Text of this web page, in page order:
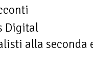
Digital
alla seconda